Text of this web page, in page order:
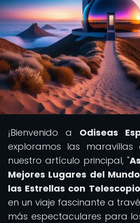
¡Bienvenido a Odiseas
exploramos las maravillas
nuestro artículo principal, "
Mejores Lugares del
las Estrellas con
en un viaje fascinante a
más espectaculares para